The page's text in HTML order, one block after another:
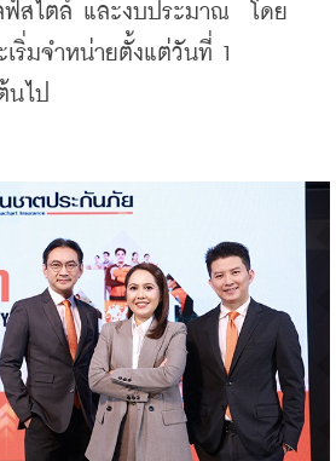
ฟ์สไตล์ และงบประมาณ  โดย
ริ่มจำหน่ายตั้งแต่วันที่ 1
นไป